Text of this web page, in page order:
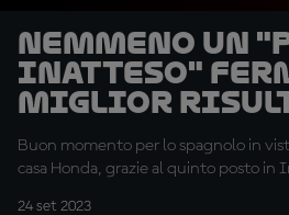
Nemmeno un
inatteso"
miglior
stagionale
Buon momento per lo spagnolo in
casa Honda, grazie al quinto posto in
24 set 2023